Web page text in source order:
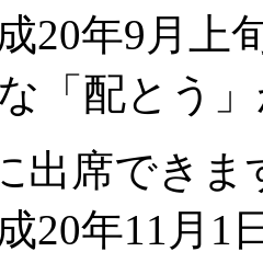
年9月上
とう」
出席できま
年11月1